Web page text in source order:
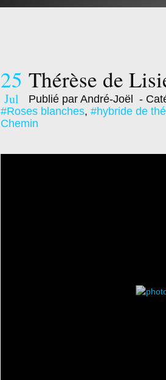
25
Jul
Thérèse de
Publié par André-Joël -
#Roses blanches, #hybride de thé
Chemin